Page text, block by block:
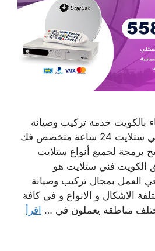
بالكويت خدمة تركيب وصيانة
ستلايت رسيفر رقم فني ستلايت 24 ساعة متخصص فك
برمجة لجميع أنواع ستلايت
الكويت فني ستلايت هو
العمل بمجال تركيب وصيانة
الاشكال و الانواع و في كافة
مناطقه يعملون في … اقرأ